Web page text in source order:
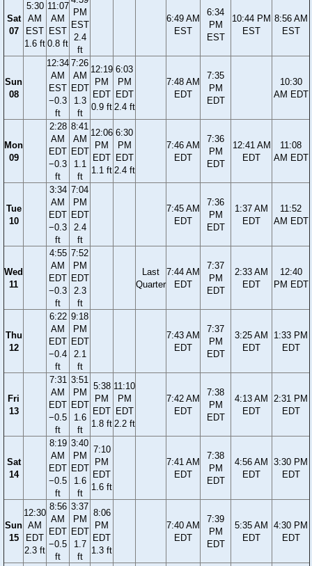
Sat
07
5:30
AM
EST
1.6 ft
11:07
AM
EST
0.8 ft
PM
EST
2.4
ft
6:49 AM
EST
6:34
PM
EST
10:44 PM
EST
8:56 AM
EST
Sun
08
12:34
AM
EST
−0.3
ft
7:26
AM
EDT
1.3
ft
12:19
PM
EDT
0.9 ft
6:03
PM
EDT
2.4 ft
7:48 AM
EDT
7:35
PM
EDT
10:30
AM EDT
Mon
09
2:28
AM
EDT
−0.3
ft
8:41
AM
EDT
1.1
ft
12:06
PM
EDT
1.1 ft
6:30
PM
EDT
2.4 ft
7:46 AM
EDT
7:36
PM
EDT
12:41 AM
EDT
11:08
AM EDT
Tue
10
3:34
AM
EDT
−0.3
ft
7:04
PM
EDT
2.4
ft
7:45 AM
EDT
7:36
PM
EDT
1:37 AM
EDT
11:52
AM EDT
Wed
11
4:55
AM
EDT
−0.3
ft
7:52
PM
EDT
2.3
ft
Last
Quarter
7:44 AM
EDT
7:37
PM
EDT
2:33 AM
EDT
12:40
PM EDT
Thu
12
6:22
AM
EDT
−0.4
ft
9:18
PM
EDT
2.1
ft
7:43 AM
EDT
7:37
PM
EDT
3:25 AM
EDT
1:33 PM
EDT
Fri
13
7:31
AM
EDT
−0.5
ft
3:51
PM
EDT
1.6
ft
5:38
PM
EDT
1.8 ft
11:10
PM
EDT
2.2 ft
7:42 AM
EDT
7:38
PM
EDT
4:13 AM
EDT
2:31 PM
EDT
Sat
14
8:19
AM
EDT
−0.5
ft
3:40
PM
EDT
1.6
ft
7:10
PM
EDT
1.6 ft
7:41 AM
EDT
7:38
PM
EDT
4:56 AM
EDT
3:30 PM
EDT
Sun
15
12:30
AM
EDT
2.3 ft
8:56
AM
EDT
−0.5
ft
3:37
PM
EDT
1.7
ft
8:06
PM
EDT
1.3 ft
7:40 AM
EDT
7:39
PM
EDT
5:35 AM
EDT
4:30 PM
EDT